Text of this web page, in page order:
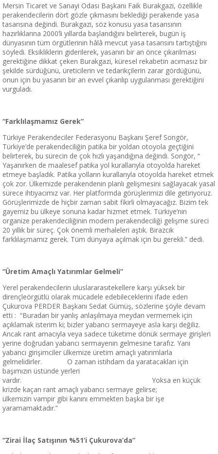
Mersin Ticaret ve Sanayi Odası Başkanı Faik Burakgazi, özellikle
perakendecilerin dört gözle çıkmasını beklediği perakende yasa
tasarısına değindi. Burakgazi, söz konusu yasa tasarısının
hazırlıklarına 2000’li yıllarda başlandığını belirterek, bugün iş
dünyasının tüm örgütlerinin hâlâ mevcut yasa tasarısını tartıştığını
söyledi. Eksikliklerin giderilerek, yasanın bir an önce çıkarılması
gerektiğine dikkat çeken Burakgazi, küresel rekabetin acımasız bir
şekilde sürdüğünü, üreticilerin ve tedarikçilerin zarar gördüğünü,
onun için bu yasanın bir an evvel çıkarılıp uygulanması gerektiğini
vurguladı.
“Farklılaşmamız Gerek”
Türkiye Perakendeciler Federasyonu Başkanı Şeref Songör,
Türkiye’de perakendeciliğin patika bir yoldan otoyola geçtiğini
belirterek, bu sürecin de çok hızlı yaşandığına değindi. Songör, “
Yaşanırken de maalesef patika yol kurallarıyla otoyolda hareket
etmeye başladık. Patika yolların kurallarıyla otoyolda hareket etmek
çok zor. Ülkemizde perakendenin planlı gelişmesini sağlayacak yasal
sürece ihtiyacımız var. Her platformda görüşlerimizi dile getiriyoruz.
Görüşlerimizde de hiçbir zaman sabit fikirli olmayacağız. Bizim tek
gayemiz bu ülkeye sonuna kadar hizmet etmek. Türkiye’nin
organize perakendeciliğinin modern perakendeciliği gelişme süreci
20 yıllık bir süreç. Çok önemli merhaleleri aştık. Birazcık
farklılaşmamız gerek. Tüm dünyaya açılmak için bu gerekli.” dedi.
“Üretim Amaçlı Yatırımlar Gelmeli”
Yerel perakendecilerin uluslararasıtekellere karşı yüksek bir
dirençleörgütlü olarak mücadele edebileceklerini ifade eden
Çukurova PERDER Başkanı Sedat Gümüş, sözlerine şöyle devam
etti : “Buradan bir yanlış anlaşılmaya meydan vermemek için
açıklamak isterim ki; bizler yabancı sermayeye asla karşı değiliz.
Ancak rant amacıyla veya sadece tüketime dönük sermaye girişleri
yerine doğrudan yabancı sermayenin gelmesine tarafız. Yani
yabancı girişimciler ülkemize üretim amaçlı yatırımlarla
gelmelidirler. O zaman istihdam da yaratacakları için
başımızın üstünde yerleri
vardır. Yoksa en küçük
krizde kaçan rant amaçlı yabancı sermaye gelirse;
ülkemizin vampir gibi kanını emmekten başka bir işe
yaramamaktadır.”
“Zirai İlaç Satışının %51’i Çukurova’da”